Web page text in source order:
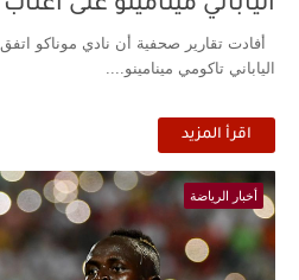
الياباني مينامينو على
أفادت تقارير صحفية أن نادي موناكو
الياباني تاكومي مينامينو....
اقرأ المزيد
أخبار الرياضة